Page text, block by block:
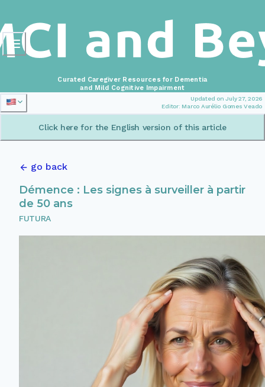
Updated on July 27, 2026
Editor: Marco Aurélio Gomes Veado
Curated Caregiver Resources for Dementia
and Mild Cognitive Impairment
Click here for the English version of this article
go back
Démence : Les signes à surveiller à partir
de 50 ans
FUTURA